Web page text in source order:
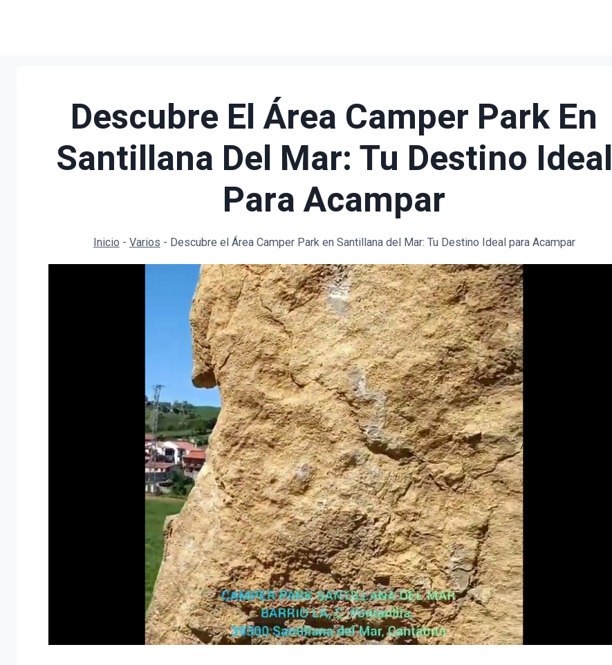
Descubre El Área Camper Park En
Santillana Del Mar: Tu Destino Ideal
Para Acampar
Inicio - Varios - Descubre el Área Camper Park en Santillana del Mar: Tu Destino Ideal para Acampar